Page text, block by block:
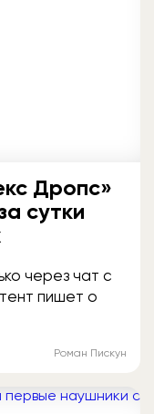
Дропс»
сутки
через чат с
пишет о
Роман Пискун